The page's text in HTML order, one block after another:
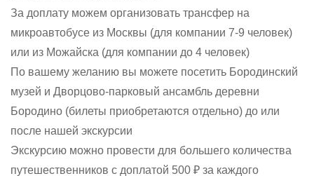
За доплату можем организовать трансфер на
микроавтобусе из Москвы (для компании 7-9 человек)
или из Можайска (для компании до 4 человек)
По вашему желанию вы можете посетить Бородинский
музей и Дворцово-парковый ансамбль деревни
Бородино (билеты приобретаются отдельно) до или
после нашей экскурсии
Экскурсию можно провести для большего количества
путешественников с доплатой 500 ₽ за каждого